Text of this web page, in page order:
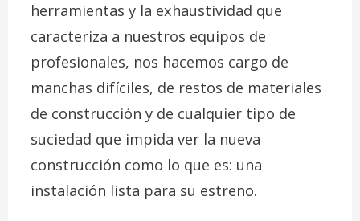
herramientas y la exhaustividad que
caracteriza a nuestros equipos de
profesionales, nos hacemos cargo de
manchas difíciles, de restos de materiales
de construcción y de cualquier tipo de
suciedad que impida ver la nueva
construcción como lo que es: una
instalación lista para su estreno.